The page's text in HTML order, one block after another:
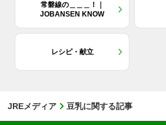
常磐線の＿＿＿！｜
JOBANSEN KNOW
レシピ・献立
JREメディア 豆乳に関する記事